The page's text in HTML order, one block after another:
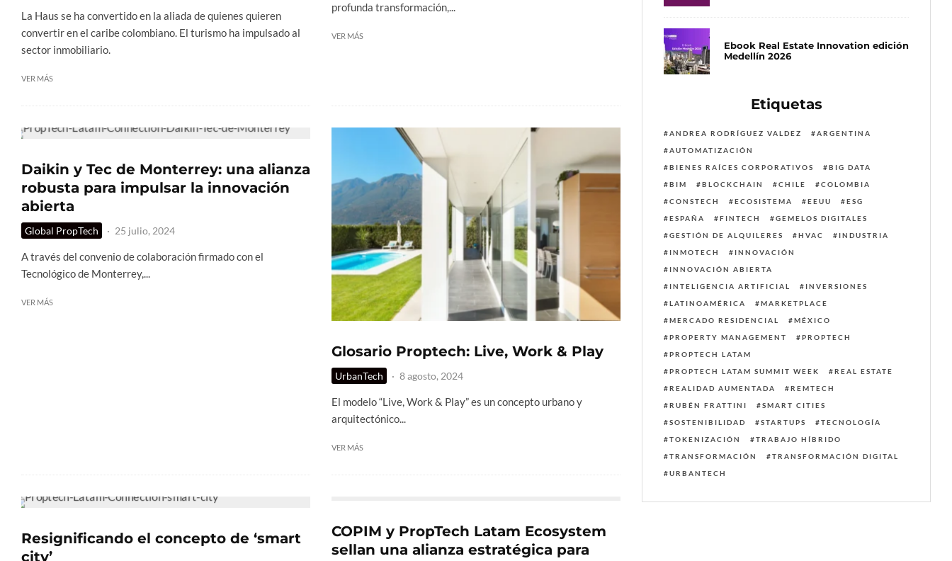
La Haus se ha convertido en la aliada de quienes quieren
convertir en el caribe colombiano. El turismo ha impulsado al
sector inmobiliario.
VER MÁS
profunda transformación,...
VER MÁS
Daikin y Tec de Monterrey: una alianza
robusta para impulsar la innovación
abierta
Global PropTech · 25 julio, 2024
A través del convenio de colaboración firmado con el
Tecnológico de Monterrey,...
VER MÁS
Glosario Proptech: Live, Work & Play
UrbanTech · 8 agosto, 2024
El modelo “Live, Work & Play” es un concepto urbano y
arquitectónico...
VER MÁS
Resignificando el concepto de ‘smart
city’​
COPIM y PropTech Latam Ecosystem
sellan una alianza estratégica para
Ebook Real Estate Innovation edición
Medellín 2026
Etiquetas
ANDREA RODRÍGUEZ VALDEZ
ARGENTINA
AUTOMATIZACIÓN
BIENES RAÍCES CORPORATIVOS
BIG DATA
BIM
BLOCKCHAIN CHILE
COLOMBIA
CONSTECH
ECOSISTEMA EEUU
ESG
ESPAÑA
FINTECH
GEMELOS DIGITALES
GESTIÓN DE ALQUILERES
HVAC
INDUSTRIA
INMOTECH
INNOVACIÓN
INNOVACIÓN ABIERTA
INTELIGENCIA ARTIFICIAL
INVERSIONES
LATINOAMÉRICA
MARKETPLACE
MERCADO RESIDENCIAL
MÉXICO
PROPERTY MANAGEMENT
PROPTECH
PROPTECH LATAM
PROPTECH LATAM SUMMIT WEEK
REAL ESTATE
REALIDAD AUMENTADA
REMTECH
RUBÉN FRATTINI
SMART CITIES
SOSTENIBILIDAD
STARTUPS
TECNOLOGÍA
TOKENIZACIÓN
TRABAJO HÍBRIDO
TRANSFORMACIÓN
TRANSFORMACIÓN DIGITAL
URBANTECH